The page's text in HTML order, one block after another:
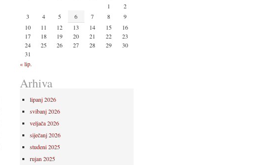
« lip.
1
2
3
4 5 6 7 8
9
10
11 12 13 14 15
16
17
18 19 20 21 22
23
24
25 26 27 28 29
30
31
Arhiva
lipanj 2026
svibanj 2026
veljača 2026
siječanj 2026
studeni 2025
rujan 2025